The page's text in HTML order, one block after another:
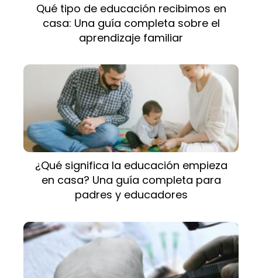
Qué tipo de educación recibimos en
casa: Una guía completa sobre el
aprendizaje familiar
¿Qué significa la educación empieza
en casa? Una guía completa para
padres y educadores